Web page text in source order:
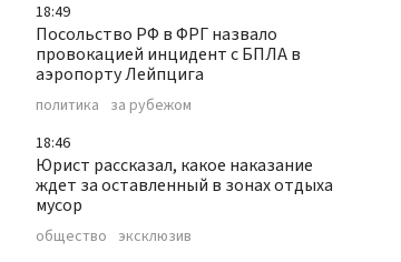
18:49
Посольство РФ в ФРГ назвало
провокацией инцидент с БПЛА в
аэропорту Лейпцига
политика за рубежом
18:46
Юрист рассказал, какое наказание
ждет за оставленный в зонах отдыха
мусор
общество эксклюзив